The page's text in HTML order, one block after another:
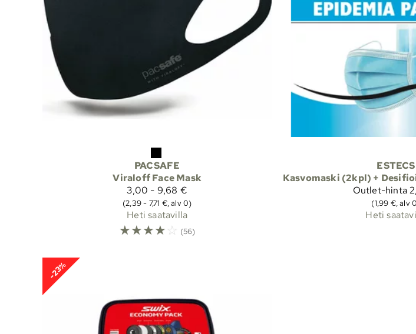
PACSAFE
Viraloff Face Mask
3,00 - 9,68 €
(2,39 - 7,71 €, alv 0)
Heti saatavilla
☆☆☆☆☆ (56)
ESTECS
Kasvomaski (2kpl) +
Outlet-hinta
(1,99 €, alv
Heti
-23%